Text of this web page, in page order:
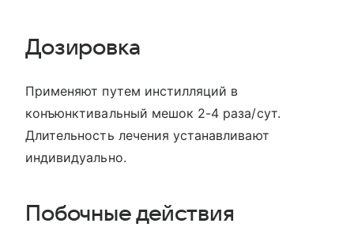
Дозировка
Применяют путем инстилляций в
конъюнктивальный мешок 2-4 раза/сут.
Длительность лечения устанавливают
индивидуально.
Побочные действия